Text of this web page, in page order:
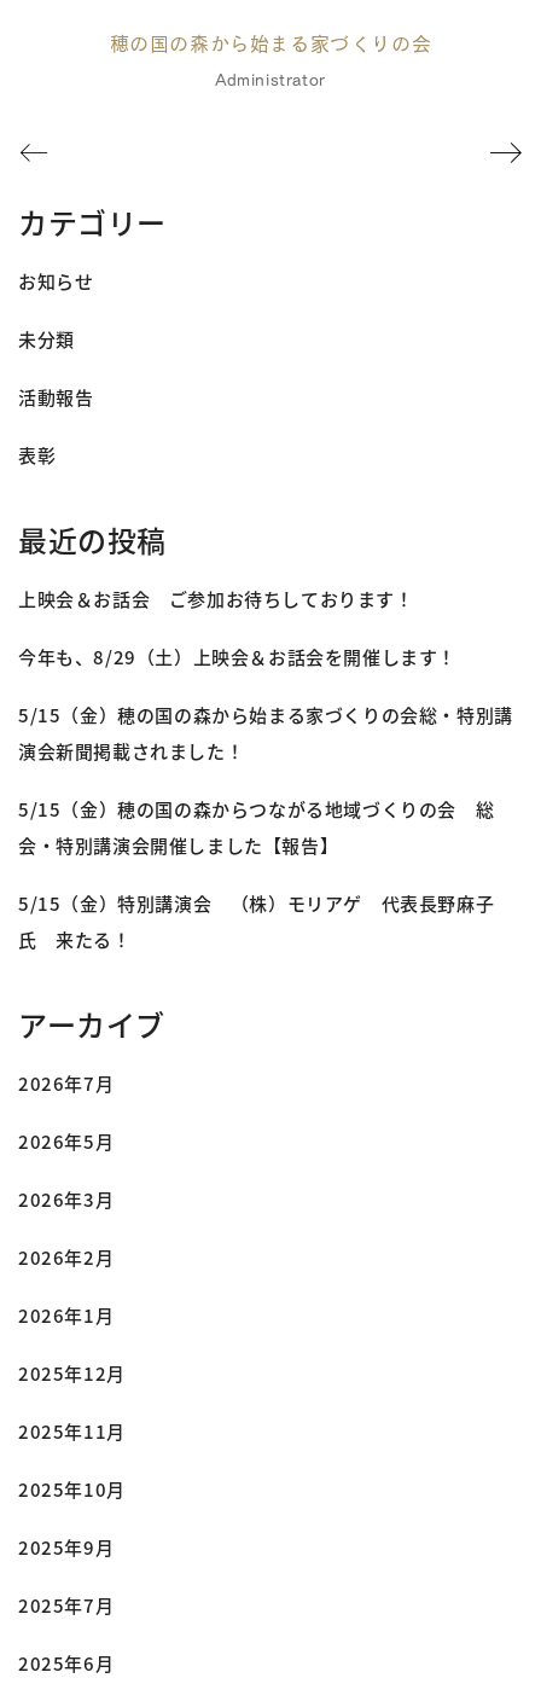
穂の国の森から始まる家づくりの会
Administrator
カテゴリー
お知らせ
未分類
活動報告
表彰
最近の投稿
上映会＆お話会 ご参加お待ちしております！
今年も、8/29（土）上映会＆お話会を開催します！
5/15（金）穂の国の森から始まる家づくりの会総・特別講
演会新聞掲載されました！
5/15（金）穂の国の森からつながる地域づくりの会 総
会・特別講演会開催しました【報告】
5/15（金）特別講演会 （株）モリアゲ 代表長野麻子
氏 来たる！
アーカイブ
2026年7月
2026年5月
2026年3月
2026年2月
2026年1月
2025年12月
2025年11月
2025年10月
2025年9月
2025年7月
2025年6月